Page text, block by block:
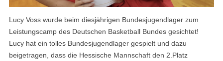
Lucy Voss wurde beim diesjährigen Bundesjugendlager zum
Leistungscamp des Deutschen Basketball Bundes gesichtet!
Lucy hat ein tolles Bundesjugendlager gespielt und dazu
beigetragen, dass die Hessische Mannschaft den 2.Platz